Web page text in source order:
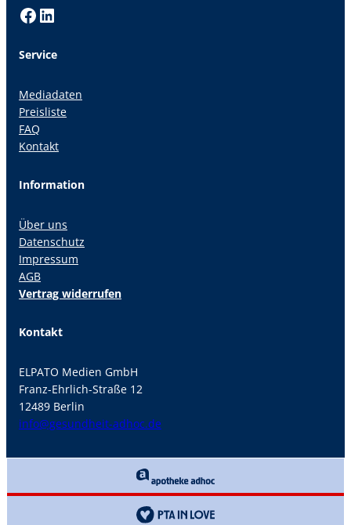
Facebook LinkedIn
Service
Mediadaten
Preisliste
FAQ
Kontakt
Information
Über uns
Datenschutz
Impressum
AGB
Vertrag widerrufen
Kontakt
ELPATO Medien GmbH
Franz-Ehrlich-Straße 12
12489 Berlin
info@gesundheit-adhoc.de